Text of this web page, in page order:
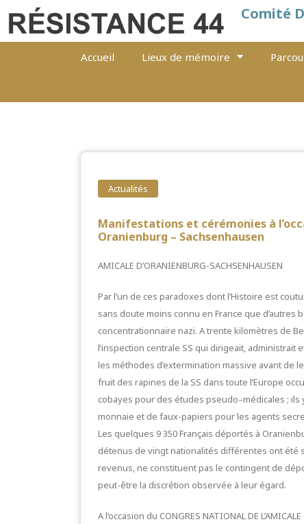
Comité
Accueil Lieux de mémoire
Actualités
Manifestations et cérémonies à
Oranienburg – Sachsenhausen
AMICALE D’ORANIENBURG-SACHSENHAUSEN
Par l’un de ces paradoxes dont l’Histoire est
sans doute moins connu en France que
concentrationnaire nazi. A trente kilomètres de
l’inspection centrale SS qui dirigeait,
les méthodes d’extermination massive avant de
fruit des rapines de la SS dans toute l’Europe
cobayes pour des études pseudo–médicales ;
monnaie et de faux-papiers pour les agents
Les quelques 9 350 Français déportés à
détenus de vingt nationalités différentes ont été
revenus, ne constituent pas le contingent de
peut-être la discrétion observée à leur égard.
A l’occasion du CONGRES NATIONAL DE